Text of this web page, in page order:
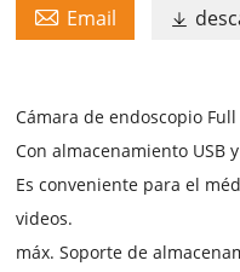
 Email 
Cámara de endoscopio
Con almacenamiento USB
Es conveniente para el
videos.
máx. Soporte de